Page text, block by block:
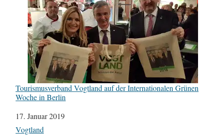
Tourismusverband Vogtland auf der Internationalen Grünen
Woche in Berlin
Datum
17. Januar 2019
In Bezug auf
Vogtland